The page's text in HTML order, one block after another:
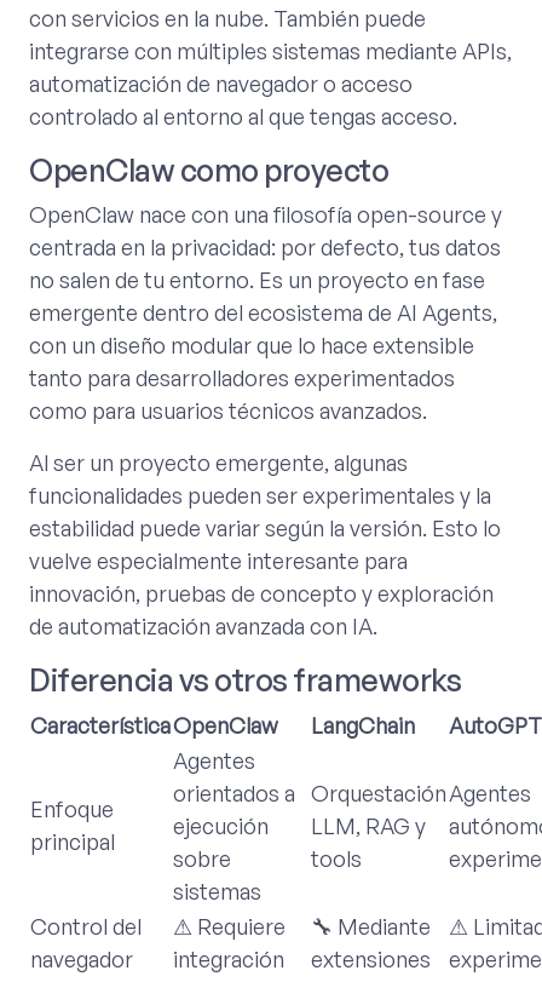
con servicios en la nube. También puede
integrarse con múltiples sistemas mediante APIs,
automatización de navegador o acceso
controlado al entorno al que tengas acceso.
OpenClaw como proyecto
OpenClaw nace con una filosofía open-source y
centrada en la privacidad: por defecto, tus datos
no salen de tu entorno. Es un proyecto en fase
emergente dentro del ecosistema de AI Agents,
con un diseño modular que lo hace extensible
tanto para desarrolladores experimentados
como para usuarios técnicos avanzados.
Al ser un proyecto emergente, algunas
funcionalidades pueden ser experimentales y la
estabilidad puede variar según la versión. Esto lo
vuelve especialmente interesante para
innovación, pruebas de concepto y exploración
de automatización avanzada con IA.
Diferencia vs otros frameworks
CaracterísticaOpenClaw LangChain AutoGPT
Enfoque
principal
Agentes
orientados a
ejecución
sobre
sistemas
Orquestación
LLM, RAG y
tools
Agentes
Control del
navegador
⚠ Requiere
integración
🔧 Mediante
extensiones
⚠